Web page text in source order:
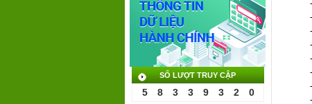
SỐ LƯỢT TRUY CẬP
5 8 3 3 9 3 2 0